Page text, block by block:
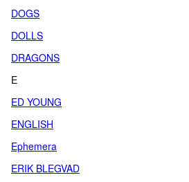
DOGS
DOLLS
DRAGONS
E
ED YOUNG
ENGLISH
Ephemera
ERIK BLEGVAD